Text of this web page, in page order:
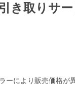
き取りサー
ーにより販売価格が